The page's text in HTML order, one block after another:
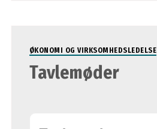
ØKONOMI OG VIRKSOMHEDSLEDELSE
Tavlemøder